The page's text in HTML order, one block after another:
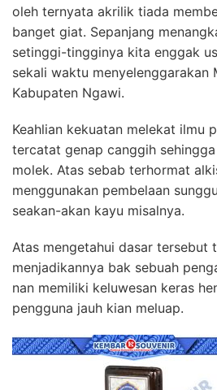
oleh ternyata akrilik tiada
banget giat. Sepanjang
setinggi-tingginya kita enggak
sekali waktu menyelenggarakan
Kabupaten Ngawi.
Keahlian kekuatan melekat ilmu
tercatat genap canggih
molek. Atas sebab terhormat
menggunakan pembelaan
seakan-akan kayu misalnya.
Atas mengetahui dasar tersebut
menjadikannya bak sebuah
nan memiliki keluwesan keras
pengguna jauh kian meluap.